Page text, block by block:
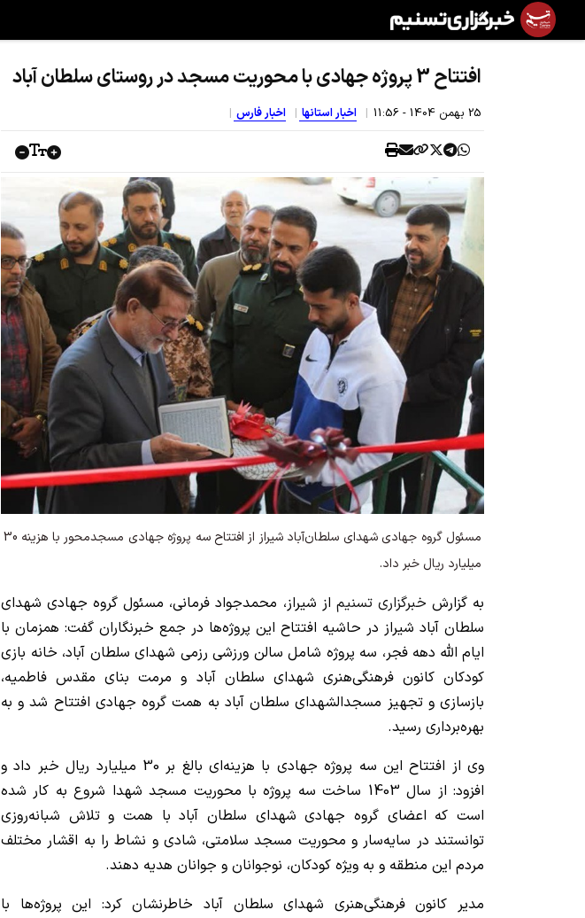
افتتاح 3 پروژه جهادی با محوریت مسجد در روستای سلطان آباد
25 بهمن 1404 - 11:56 اخبار استانها اخبار فارس
مسئول گروه جهادی شهدای سلطان‌آباد شیراز از افتتاح سه پروژه جهادی مسجد‌محور با هزینه 30
میلیارد ریال خبر داد.
به گزارش خبرگزاری تسنیم از شیراز، محمدجواد فرمانی، مسئول گروه جهادی شهدای
سلطان آباد شیراز در حاشیه افتتاح این پروژه‌ها در جمع خبرنگاران گفت: همزمان با
ایام الله دهه فجر، سه پروژه شامل سالن ورزشی رزمی شهدای سلطان آباد، خانه بازی
کودکان کانون فرهنگی‌هنری شهدای سلطان آباد و مرمت بنای مقدس فاطمیه،
بازسازی و تجهیز مسجدالشهدای سلطان آباد به همت گروه جهادی افتتاح شد و به
بهره‌برداری رسید.
وی از افتتاح این سه پروژه جهادی با هزینه‌ای بالغ بر 30 میلیارد ریال خبر داد و
افزود: از سال 1403 ساخت سه پروژه با محوریت مسجد شهدا شروع به کار شده
است که اعضای گروه جهادی شهدای سلطان آباد با همت و تلاش شبانه‌روزی
توانستند در سایه‌سار و محوریت مسجد سلامتی، شادی و نشاط را به اقشار مختلف
مردم این منطقه و به ویژه کودکان، نوجوانان و جوانان هدیه دهند.
مدیر کانون فرهنگی‌هنری شهدای سلطان آباد خاطرنشان کرد: این پروژه‌ها با